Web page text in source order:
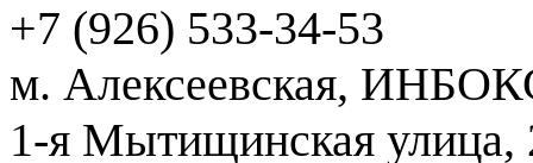
+7 (926) 533-34-53
м. Алексеевская,
1-я Мытищинская улица,